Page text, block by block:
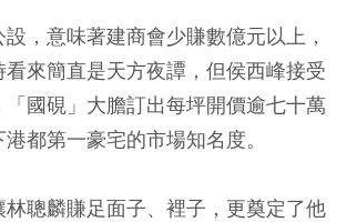
，意味著建商會少賺數億元以上，
來簡直是天方夜譚，但侯西峰接受
國硯」大膽訂出每坪開價逾七十萬
都第一豪宅的市場知名度。
聰麟賺足面子、裡子，更奠定了他